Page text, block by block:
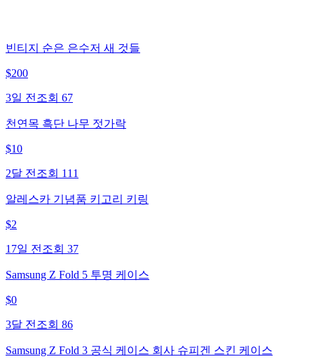
빈티지 순은 은수저 새 것들
$200
3일 전 조회 67
천연목 흑단 나무 젓가락
$10
2달 전 조회 111
알레스카 기념품 키고리 키링
$2
17일 전 조회 37
Samsung Z Fold 5 투명 케이스
$0
3달 전 조회 86
Samsung Z Fold 3 공식 케이스 회사 슈피겐 스킨 케이스